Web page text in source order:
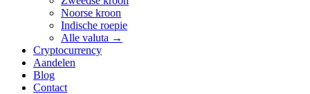
Noorse kroon
Indische roepie
Alle valuta →
Cryptocurrency
Aandelen
Blog
Contact